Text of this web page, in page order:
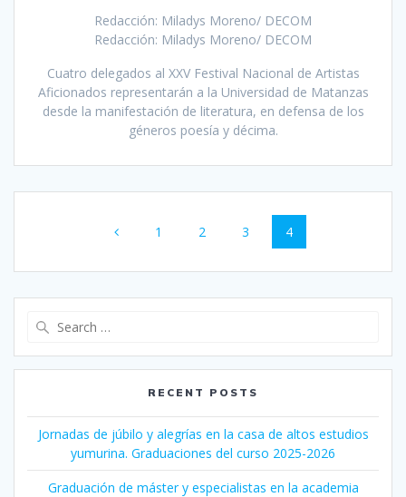
Redacción: Miladys Moreno/ DECOM
Redacción: Miladys Moreno/ DECOM
Cuatro delegados al XXV Festival Nacional de Artistas
Aficionados representarán a la Universidad de Matanzas
desde la manifestación de literatura, en defensa de los
géneros poesía y décima.
navigationPage
1 Page
2 Page
3 Page
4
RECENT POSTS
Jornadas de júbilo y alegrías en la casa de altos estudios
yumurina. Graduaciones del curso 2025-2026
Graduación de máster y especialistas en la academia